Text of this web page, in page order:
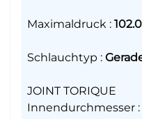
Maximaldruck :
Schlauchtyp :
JOINT TORIQUE
Innendurchmesser :